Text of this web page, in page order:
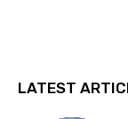
LATEST